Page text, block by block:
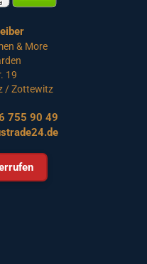
& More
19
/ Zottewitz
755 90 49